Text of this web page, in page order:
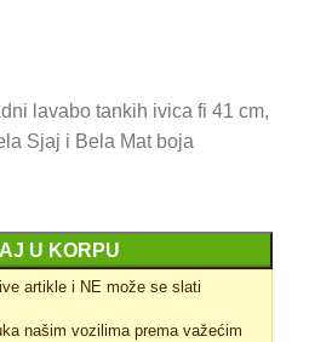
lavabo tankih ivica fi 41 cm,
Sjaj i Bela Mat boja
U KORPU
artikle i NE može se slati
našim vozilima prema važećim